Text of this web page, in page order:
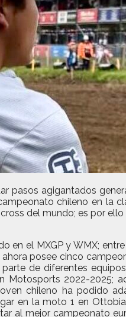
pasos agigantados
chileno en la
del mundo; es por
el MXGP y WMX;
posee cinco
de diferentes
2022-2025;
chileno ha podido
en la moto 1 en
al mejor campeonato